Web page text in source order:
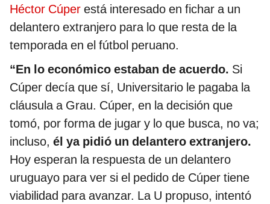
Héctor Cúper está interesado en fichar a un
delantero extranjero para lo que resta de la
temporada en el fútbol peruano.
“En lo económico estaban de acuerdo. Si
Cúper decía que sí, Universitario le pagaba la
cláusula a Grau. Cúper, en la decisión que
tomó, por forma de jugar y lo que busca, no va;
incluso, él ya pidió un delantero extranjero.
Hoy esperan la respuesta de un delantero
uruguayo para ver si el pedido de Cúper tiene
viabilidad para avanzar. La U propuso, intentó